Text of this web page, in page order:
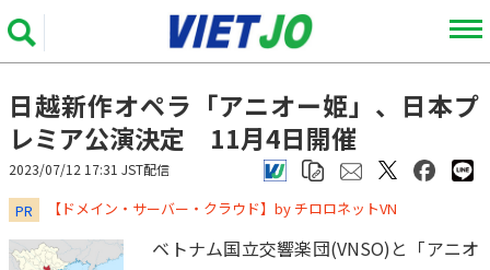
日越新作オペラ「アニオー姫」、日本プ
レミア公演決定 11月4日開催
2023/07/12 17:31 JST配信
PR ​​​​​​​【ドメイン・サーバー・クラウド】by チロロネットVN
ベトナム国立交響楽団(VNSO)と「アニオ